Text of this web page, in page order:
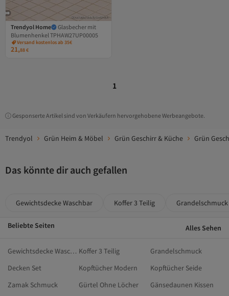
Trendyol Home
Glasbecher mit
Blumenhenkel TPHAW27UP00005
Versand kostenlos ab 35€
21,88€
1
Gesponserte Artikel sind von Verkäufern hervorgehobene Werbeangebote.
Trendyol Grün Heim & Möbel Grün Geschirr & Küche Grün
Das könnte dir auch gefallen
Gewichtsdecke Waschbar Koffer 3 Teilig Grandelschmuck
Beliebte Seiten Alles Sehen
Gewichtsdecke Waschbar Koffer 3 Teilig
Grandelschmuck
Decken Set
Kopftücher Modern
Kopftücher Seide
Zamak Schmuck
Gürtel Ohne Löcher
Gänsedaunen Kissen